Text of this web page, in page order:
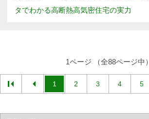
タでわかる高断熱高気密住宅の実力
1ページ （全88ページ中）
1 2 3 4 5